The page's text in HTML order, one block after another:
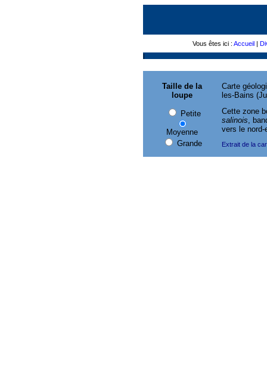
Vous êtes ici : Accueil |
|
Taille de la
loupe
Petite
Moyenne
Grande
Carte
les-Bains
Cette zone
salinois,
vers le nord-
Extrait de la